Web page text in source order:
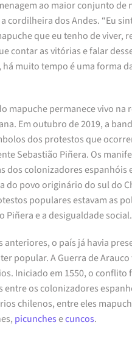
ao maior conjunto de
cordilheira dos Andes. “Eu
que eu tenho de viver,
contar as vitórias e falar
há muito tempo é uma forma
mapuche permanece vivo na
Em outubro de 2019, a
dos protestos que
Sebastião Piñera. Os
dos colonizadores espanhóis
do povo originário do sul do
populares estavam as
Piñera e a desigualdade social.
anteriores, o país já havia
popular. A Guerra de
Iniciado em 1550, o conflito
entre os colonizadores
chilenos, entre eles
picunchesecuncos.